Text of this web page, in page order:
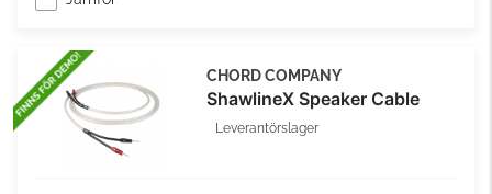
CHORD COMPANY
ShawlineX Speaker Cable
Leverantörslager